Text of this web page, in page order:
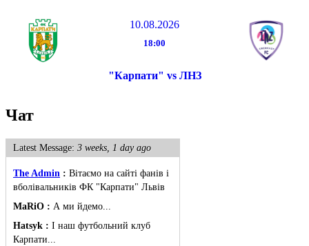
10.08.2026
18:00
"Карпати" vs ЛНЗ
Чат
Latest Message: 3 weeks, 1 day ago
The Admin : Вітаємо на сайті фанів і
вболівальників ФК "Карпати" Львів
MaRiO : А ми йдемо...
Hatsyk : І наш футбольний клуб
Карпати...